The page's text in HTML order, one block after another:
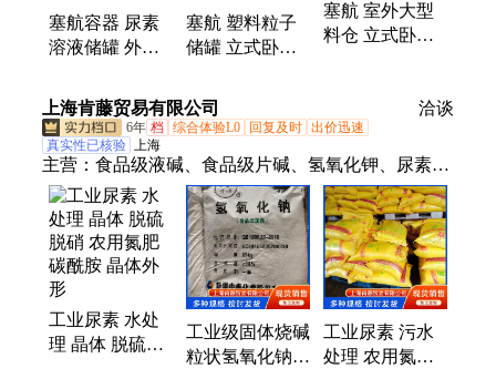
塞航容器 尿素
溶液储罐 外形
厂家直发
塞航 塑料粒子
储罐 立式卧式
同客户需求 厂
家定制
塞航 室外大型
料仓 立式卧式
上海肯藤贸易有限公司
洽谈
6年 档 综合体验L0 回复及时 出价迅速
真实性已核验 上海
主营： 食品级液碱、食品级片碱、氢氧化钾、尿素哪
家好、双氧水、工业酒精、槽车运输、工业硫酸、食
品级盐酸、工业级盐酸、聚合氯化铝、一水柠檬酸、
食品级酒精、铁桶装、乙酸乙酯、工业级硼砂、液
碱、32%液体氢氧化钠、醋酸乙酯、液体氢氧化钠、
工业级液碱、食品级氢氧化钠、甲醇、固体氢氧化
钠、氢氧化钠片碱、氢氧化钠
工业尿素 水处
理 晶体 脱硫脱
工业级固体烧碱
粒状氢氧化钠
工业尿素 污水
处理 农用氮肥